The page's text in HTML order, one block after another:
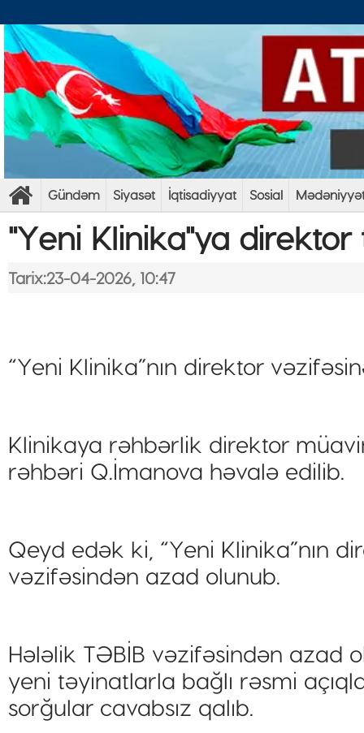
Gündəm Siyasət İqtisadiyyat Sosial
"Yeni Klinika"ya
Tarix:23-04-2026, 10:47
“Yeni Klinika”nın direktor
Klinikaya rəhbərlik direktor
rəhbəri Q.İmanova həvalə edilib.
Qeyd edək ki, “Yeni Klinika”nın
vəzifəsindən azad olunub.
Hələlik TƏBİB vəzifəsindən azad
yeni təyinatlarla bağlı rəsmi
sorğular cavabsız qalıb.